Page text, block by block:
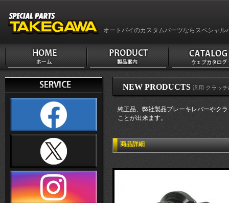
オートバイのカスタムパーツならスペシャル
NEW PRODUCTS 汎用 クラッ
純正品、弊社製品ブレーキレバーやク
ことが出来ます。
商品詳細